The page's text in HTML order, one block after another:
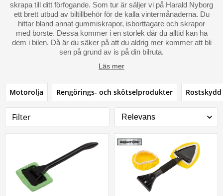
skrapa till ditt förfogande. Som tur är säljer vi på Harald Nyborg
ett brett utbud av biltillbehör för de kalla vintermånaderna. Du
hittar bland annat gummiskrapor, isborttagare och skrapor
med borste. Dessa kommer i en storlek där du alltid kan ha
dem i bilen. Då är du säker på att du aldrig mer kommer att bli
sen på grund av is på din bilruta.
Läs mer
Motorolja Rengörings- och skötselprodukter Rostskydd
Filter